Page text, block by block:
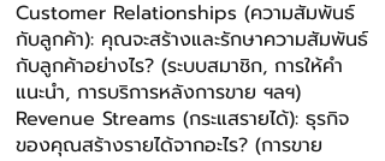
Customer Relationships (ความสัมพันธ์
กับลูกค้า): คุณจะสร้างและรักษาความสัมพันธ์
กับลูกค้าอย่างไร? (ระบบสมาชิก, การให้คํา
แนะนํา, การบริการหลังการขาย ฯลฯ)
Revenue Streams (กระแสรายได้): ธุรกิจ
ของคุณสร้างรายได้จากอะไร? (การขาย